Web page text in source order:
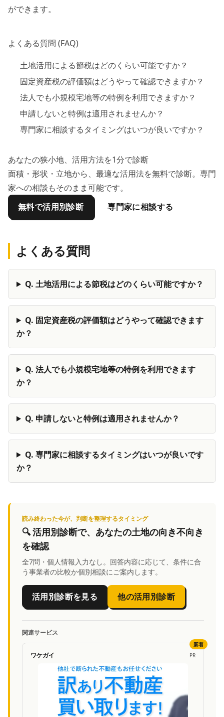
ができます。
よくある質問 (FAQ)
土地活用による節税はどのくらい可能ですか？
固定資産税の評価額はどうやって確認できますか？
法人でも小規模宅地等の特例を利用できますか？
申請しないと特例は適用されませんか？
専門家に相談するタイミングはいつが良いですか？
あなたの狭小地、活用方法を1分で診断
面積・形状・立地から、最適な活用法を無料で診断。専門
家への相談もそのまま可能です。
無料で活用別診断
専門家に相談する
よくある質問
Q. 土地活用による節税はどのくらい可能ですか？
Q. 固定資産税の評価額はどうやって確認できます
か？
Q. 法人でも小規模宅地等の特例を利用できます
か？
Q. 申請しないと特例は適用されませんか？
Q. 専門家に相談するタイミングはいつが良いです
か？
読み終わった今が、判断を整理するタイミング
🔍活用別診断で、あなたの土地の向き不向き
を確認
全7問・個人情報入力なし。回答内容に応じて、条件に合
う事業者の比較か個別相談にご案内します。
活用別診断を見る 他の活用別診断
関連サービス
ワケガイ PR
新着